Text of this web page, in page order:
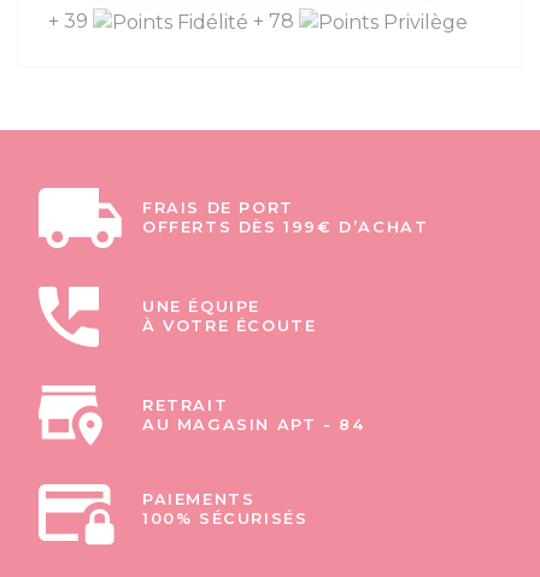
+ 39 + 78
FRAIS DE PORT
OFFERTS DÈS 199€ D’ACHAT
UNE ÉQUIPE
À VOTRE ÉCOUTE
RETRAIT
AU MAGASIN APT - 84
PAIEMENTS
100% SÉCURISÉS